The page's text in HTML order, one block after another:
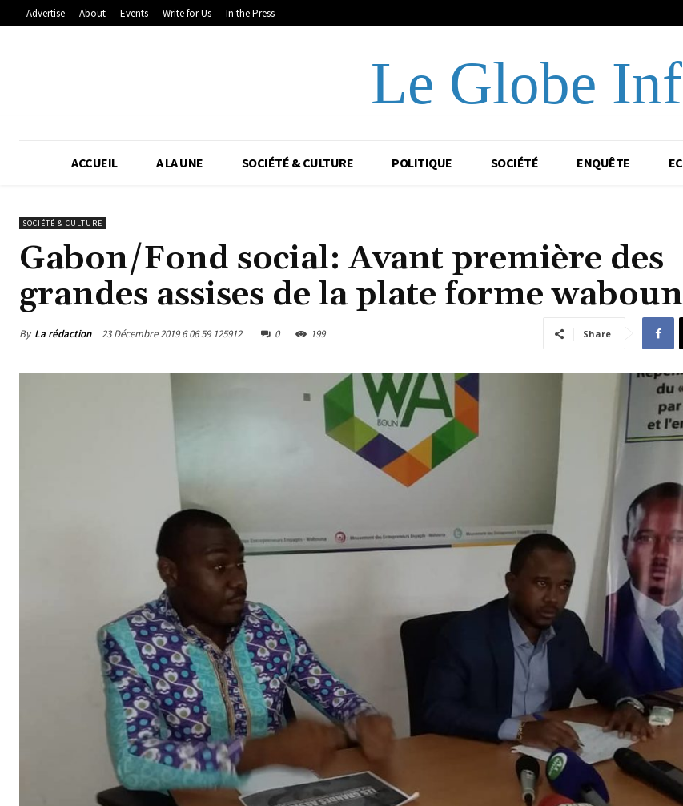
Advertise About Events Write for Us In the Press
Le Globe
ACCUEIL A LA UNE SOCIÉTÉ & CULTURE POLITIQUE SOCIÉTÉ ENQUÊTE
SOCIÉTÉ & CULTURE
Gabon/Fond social: Avant première des
grandes assises de la plate forme
By La rédaction 23 Décembre 2019 6 06 59 125912 0 199 Share